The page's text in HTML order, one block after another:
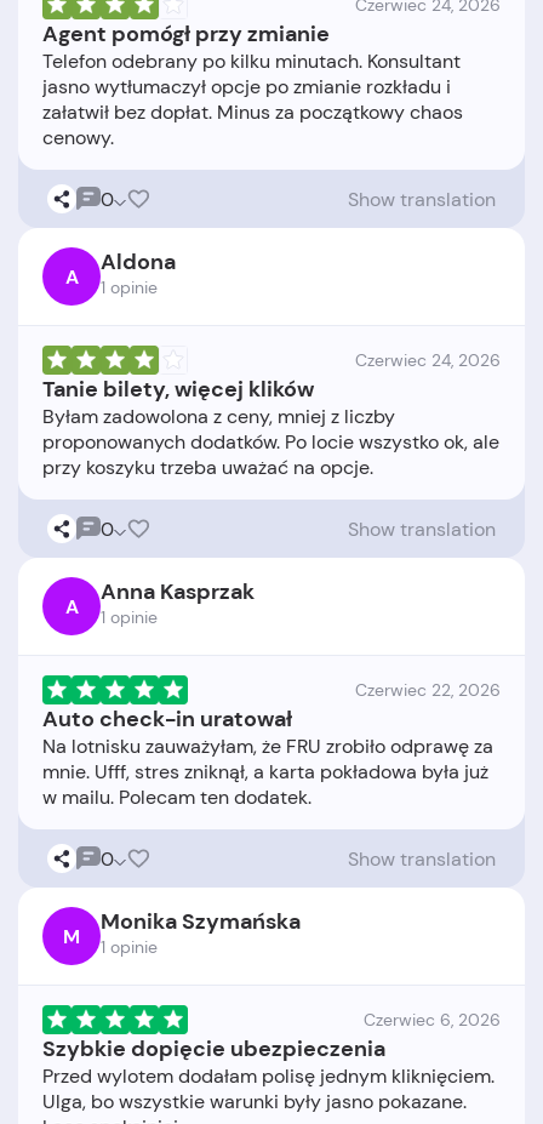
Czerwiec 24, 2026
Agent pomógł przy zmianie
Telefon odebrany po kilku minutach. Konsultant
jasno wytłumaczył opcje po zmianie rozkładu i
załatwił bez dopłat. Minus za początkowy chaos
0 Show translation
A Aldona
1 opinie
Czerwiec 24, 2026
Tanie bilety, więcej klików
Byłam zadowolona z ceny, mniej z liczby
proponowanych dodatków. Po locie wszystko ok, ale
0 Show translation
A Anna Kasprzak
1 opinie
Czerwiec 22, 2026
Auto check-in uratował
Na lotnisku zauważyłam, że FRU zrobiło odprawę za
mnie. Ufff, stres zniknął, a karta pokładowa była już
0 Show translation
M Monika Szymańska
1 opinie
Czerwiec 6, 2026
Szybkie dopięcie ubezpieczenia
Przed wylotem dodałam polisę jednym kliknięciem.
Ulga, bo wszystkie warunki były jasno pokazane.